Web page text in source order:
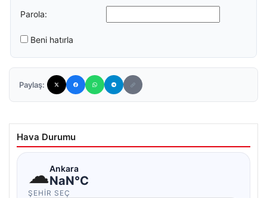
Parola:
Beni hatırla
Paylaş:
Hava Durumu
☁Ankara
NaN°C
ŞEHIR SEÇ